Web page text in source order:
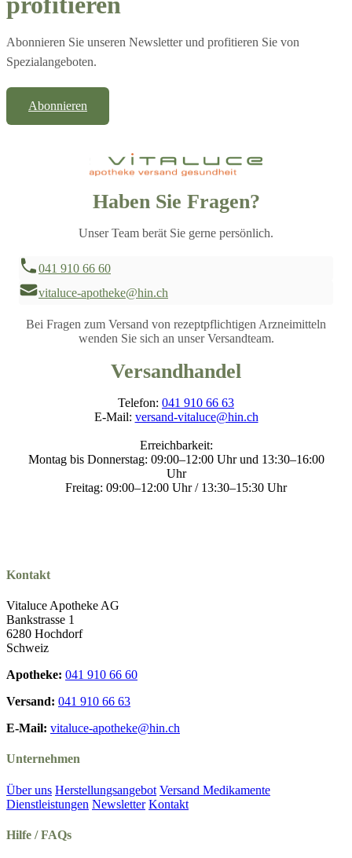
Abonnieren Sie unseren Newsletter und profitieren Sie von
Spezialangeboten.
Abonnieren
Haben Sie Fragen?
Unser Team berät Sie gerne persönlich.
041 910 66 60
vitaluce-apotheke@hin.ch
Bei Fragen zum Versand von rezeptpflichtigen Arzneimitteln
wenden Sie sich an unser Versandteam.
Versandhandel
Telefon: 041 910 66 63
E-Mail: versand-vitaluce@hin.ch
Erreichbarkeit:
Montag bis Donnerstag: 09:00–12:00 Uhr und 13:30–16:00
Uhr
Freitag: 09:00–12:00 Uhr / 13:30–15:30 Uhr
Kontakt
Vitaluce Apotheke AG
Bankstrasse 1
6280 Hochdorf
Schweiz
Apotheke: 041 910 66 60
Versand: 041 910 66 63
E-Mail: vitaluce-apotheke@hin.ch
Unternehmen
Über uns Herstellungsangebot Versand Medikamente
Dienstleistungen Newsletter Kontakt
Hilfe / FAQs